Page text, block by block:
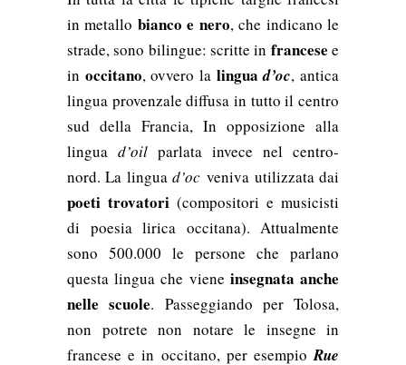
in metallo bianco e nero, che indicano le
strade, sono bilingue: scritte in francese e
in occitano, ovvero la linguad’oc, antica
lingua provenzale diffusa in tutto il centro
sud della Francia, In opposizione alla
lingua d’oil parlata invece nel centro-
nord. La lingua d’oc veniva utilizzata dai
poeti trovatori (compositori e musicisti
di poesia lirica occitana). Attualmente
sono 500.000 le persone che parlano
questa lingua che viene insegnata anche
nelle scuole. Passeggiando per Tolosa,
non potrete non notare le insegne in
francese e in occitano, per esempioRue